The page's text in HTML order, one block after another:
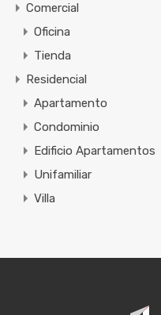
Comercial
Oficina
Tienda
Residencial
Apartamento
Condominio
Edificio Apartamentos
Unifamiliar
Villa